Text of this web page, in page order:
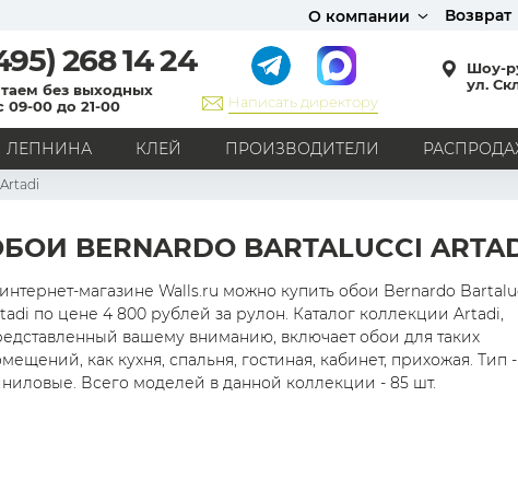
О компании Возврат
268 14 24
без выходных
09-00 до 21-00
Написать директору
Шоу-
ул.
ЛЕПНИНА КЛЕЙ ПРОИЗВОДИТЕЛИ
СТИЛЬ
Классика
Английский стиль
Скандинавский стиль
Японский стиль Все стили
РИСУНОК
Граффити
Карта мира Книги
Под кирпич
С надписями
Однотонные
Artadi
BERNARDO BARTALUCCI
магазине Walls.ru можно купить обои Bernardo
по цене 4 800 рублей за рулон. Каталог коллекции Artadi,
вашему вниманию, включает обои для таких
как кухня, спальня, гостиная, кабинет, прихожая. Тип -
Всего моделей в данной коллекции - 85 шт.